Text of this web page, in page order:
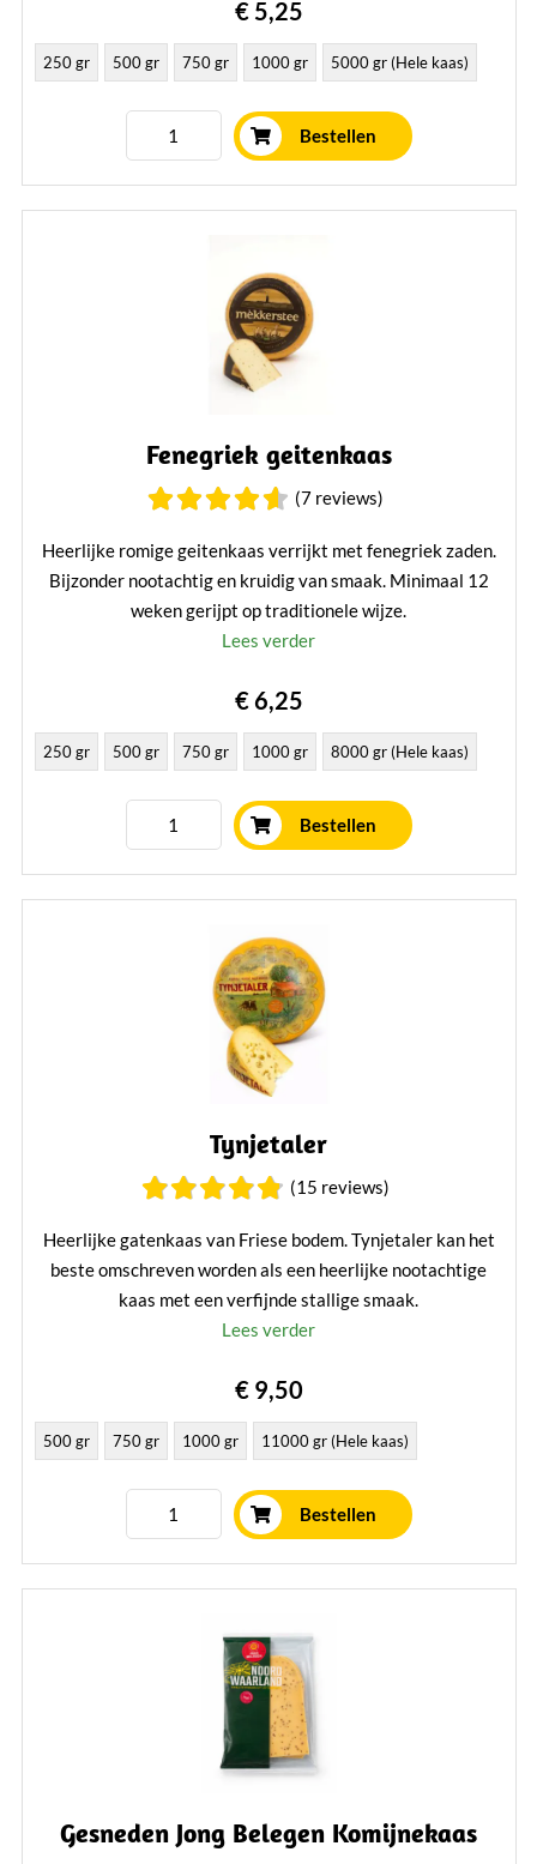
€ 5,25
250 gr 500 gr 750 gr 1000 gr 5000 gr (Hele kaas)
Bestellen
Fenegriek geitenkaas
(7 reviews)
Heerlijke romige geitenkaas verrijkt met fenegriek zaden.
Bijzonder nootachtig en kruidig van smaak. Minimaal 12
weken gerijpt op traditionele wijze.
Lees verder
€ 6,25
250 gr 500 gr 750 gr 1000 gr 8000 gr (Hele kaas)
Bestellen
Tynjetaler
(15 reviews)
Heerlijke gatenkaas van Friese bodem. Tynjetaler kan het
beste omschreven worden als een heerlijke nootachtige
kaas met een verfijnde stallige smaak.
Lees verder
€ 9,50
500 gr 750 gr 1000 gr 11000 gr (Hele kaas)
Bestellen
Gesneden Jong Belegen Komijnekaas